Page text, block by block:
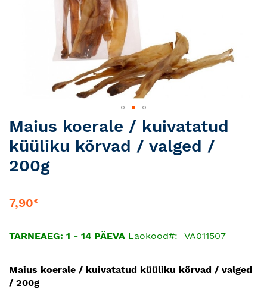
Skip
to
the
beginning
of
images
Maius koerale / kuivatatud
küüliku kõrvad / valged /
200g
7,90€
TARNEAEG: 1 - 14 PÄEVA Laokood VA011507
Maius koerale / kuivatatud küüliku kõrvad / valged
/ 200g